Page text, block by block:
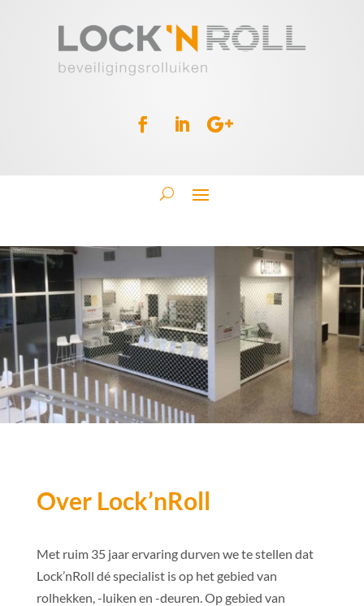
Over Lock’nRoll
Met ruim 35 jaar ervaring durven we te stellen dat
Lock’nRoll dé specialist is op het gebied van
rolhekken, -luiken en -deuren. Op gebied van